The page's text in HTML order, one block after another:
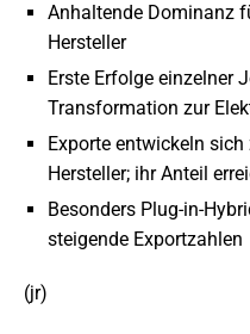
Anhaltende Dominanz
Hersteller
Erste Erfolge einzelner
Transformation zur
Exporte entwickeln sich
Hersteller; ihr Anteil
Besonders Plug-in-
steigende Exportzahlen
(jr)